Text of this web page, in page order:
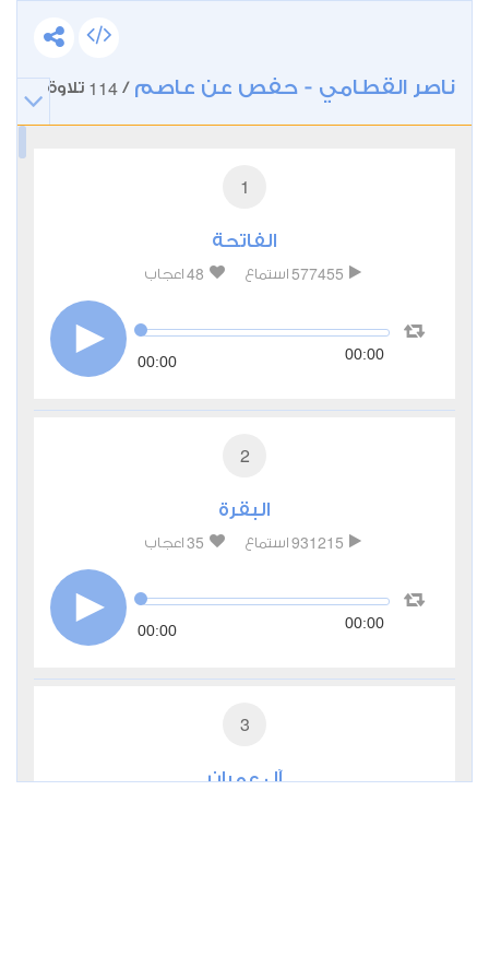
ناصر القطامي - حفص عن عاصم /
114 تلاوة
1
الفاتحة
577455 استماع 48 اعجاب
00:00 00:00
2
البقرة
931215 استماع 35 اعجاب
00:00 00:00
3
آل عمران